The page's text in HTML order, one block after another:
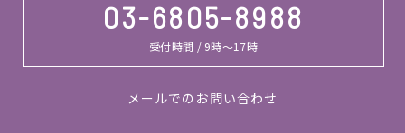
03-6805-8988
受付時間 / 9時～17時
メールでのお問い合わせ